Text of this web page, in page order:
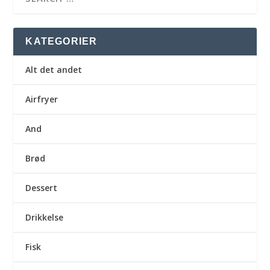
KATEGORIER
Alt det andet
Airfryer
And
Brød
Dessert
Drikkelse
Fisk